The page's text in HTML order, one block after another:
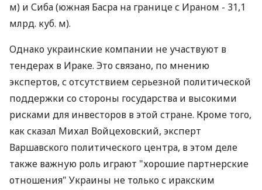
м) и Сиба (южная Басра на границе с Ираном - 31,1
млрд. куб. м).
Однако украинские компании не участвуют в
тендерах в Ираке. Это связано, по мнению
экспертов, с отсутствием серьезной политической
поддержки со стороны государства и высокими
рисками для инвесторов в этой стране. Кроме того,
как сказал Михал Войцеховский, эксперт
Варшавского политического центра, в этом деле
также важную роль играют "хорошие партнерские
отношения" Украины не только с иракским